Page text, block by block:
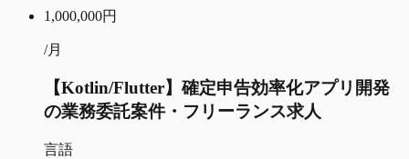
1,000,000円
/月
【Kotlin/Flutter】確定申告効率化アプリ開発
の業務委託案件・フリーランス求人
言語